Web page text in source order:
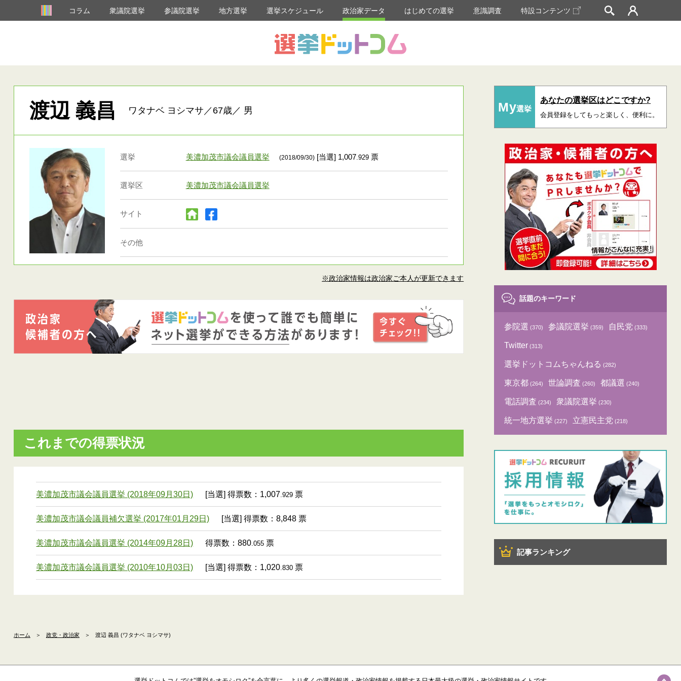
コラム 衆議院選挙 参議院選挙 地方選挙 選挙スケジュール 政治家データ はじめての選挙 意識調査 特設コンテンツ
渡辺 義昌 ワタナベ ヨシマサ／67歳／ 男
選挙 美濃加茂市議会議員選挙 (2018/09/30)[当選] 1,007.929票
選挙区 美濃加茂市議会議員選挙
サイト
その他
※政治家情報は政治家ご本人が更新できます
これまでの得票状況
美濃加茂市議会議員選挙 (2018年09月30日) [当選] 得票数：1,007.929 票
美濃加茂市議会議員補欠選挙 (2017年01月29日) [当選] 得票数：8,848 票
美濃加茂市議会議員選挙 (2014年09月28日) 得票数：880.055 票
美濃加茂市議会議員選挙 (2010年10月03日) [当選] 得票数：1,020.830 票
My選挙
あなたの選挙区はどこですか?
会員登録をしてもっと楽しく、便利に。
話題のキーワード
参院選 (370) 参議院選挙 (359) 自民党 (333)
Twitter (313)
選挙ドットコムちゃんねる (282)
東京都 (264) 世論調査 (260) 都議選 (240)
電話調査 (234) 衆議院選挙 (230)
統一地方選挙 (227) 立憲民主党 (218)
記事ランキング
ホーム ＞ 政党・政治家 ＞ 渡辺 義昌 (ワタナベ ヨシマサ)